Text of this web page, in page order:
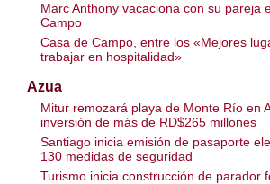
Marc Anthony vacaciona con su pareja
Campo
Casa de Campo, entre los «Mejores
trabajar en hospitalidad»
Azua
Mitur remozará playa de Monte Río en
inversión de más de RD$265 millones
Santiago inicia emisión de pasaporte
130 medidas de seguridad
Turismo inicia construcción de parador